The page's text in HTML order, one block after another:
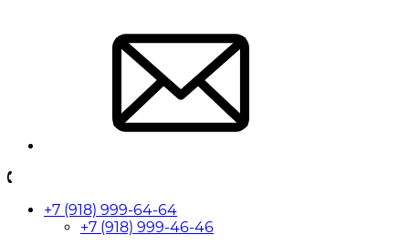
+7 (918) 999-64-64
+7 (918) 999-46-46